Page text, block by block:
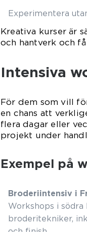
Experimentera
Kreativa kurser är
och hantverk och
Intensiva
För dem som vill
en chans att
flera dagar eller
projekt under
Exempel på
Broderiintensiv i
Workshops i
broderitekniker,